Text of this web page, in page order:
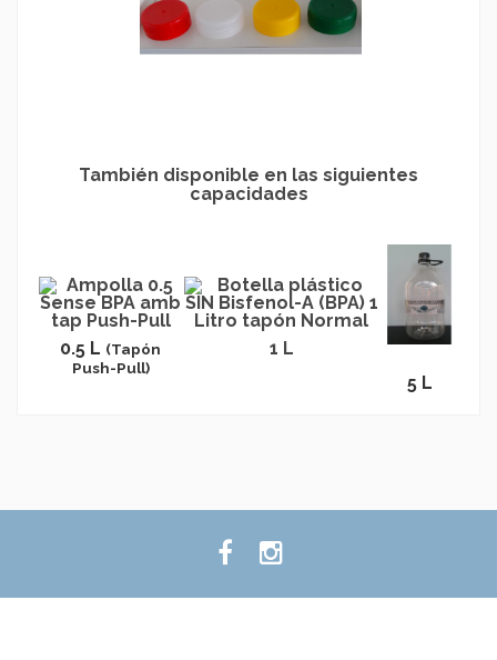
También disponible en las siguientes
capacidades
0.5 L (Tapón
Push-Pull)
1 L
5 L